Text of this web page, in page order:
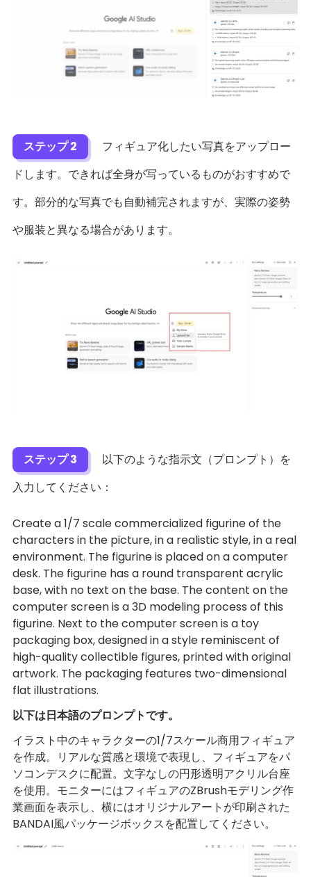
ステップ 2
フィギュア化したい写真をアップロー
ドします。できれば全身が写っているものがおすすめで
す。部分的な写真でも自動補完されますが、実際の姿勢
や服装と異なる場合があります。
ステップ 3
以下のような指示文（プロンプト）を
入力してください：
Create a 1/7 scale commercialized figurine of the
characters in the picture, in a realistic style, in a real
environment. The figurine is placed on a computer
desk. The figurine has a round transparent acrylic
base, with no text on the base. The content on the
computer screen is a 3D modeling process of this
figurine. Next to the computer screen is a toy
packaging box, designed in a style reminiscent of
high-quality collectible figures, printed with original
artwork. The packaging features two-dimensional
flat illustrations.
以下は日本語のプロンプトです。
イラスト中のキャラクターの1/7スケール商用フィギュア
を作成。リアルな質感と環境で表現し、フィギュアをパ
ソコンデスクに配置。文字なしの円形透明アクリル台座
を使用。モニターにはフィギュアのZBrushモデリング作
業画面を表示し、横にはオリジナルアートが印刷された
BANDAI風パッケージボックスを配置してください。